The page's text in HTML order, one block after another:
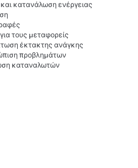
κατανάλωση ενέργειας
τους μεταφορείς
έκτακτης ανάγκης
προβλημάτων
καταναλωτών